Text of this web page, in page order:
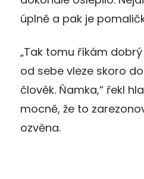
úplně a pak je
„Tak tomu říkám
od sebe vleze skoro
člověk. Ňamka,“ řekl
mocně, že to
ozvěna.